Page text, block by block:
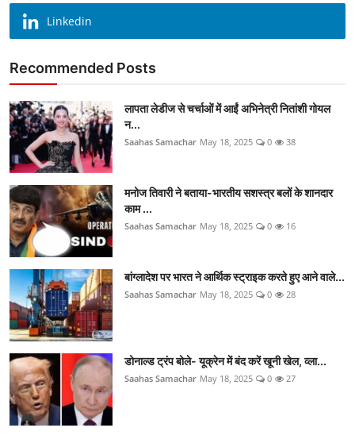
Linkedin
Recommended Posts
लापता लेडीज से चर्चाओं में आईं अभिनेत्री नितांशी गोयल
न...
Saahas Samachar May 18, 2025 0 38
मनोज तिवारी ने बताया-भारतीय सशस्त्र बलों के शानदार
काम ...
Saahas Samachar May 18, 2025 0 16
बांग्लादेश पर भारत ने आर्थिक स्ट्राइक करते हुए आने वाले...
Saahas Samachar May 18, 2025 0 28
डोनाल्ड ट्रंप बोले- यूक्रेन में बंद करें खूनी खेल, व्ला...
Saahas Samachar May 18, 2025 0 27